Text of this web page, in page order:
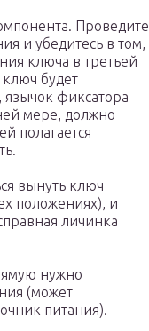
Проведите
и убедитесь в том,
ключа в третьей
ключ будет
язычок фиксатора
мере, должно
полагается
вынуть ключ
положениях), и
личинка
нужно
(может
питания).